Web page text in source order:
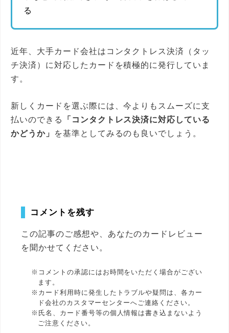
る
近年、大手カード会社はコンタクトレス決済（タッ
チ決済）に対応したカードを積極的に発行していま
す。
新しくカードを選ぶ際には、今よりもスムーズに支
払いのできる
「コンタクトレス決済に対応している
かどうか」
を基準としてみるのも良いでしょう。
コメントを残す
この記事のご感想や、あなたのカードレビュー
を聞かせてください。
※コメントの承認にはお時間をいただく場合がござい
ます。
※カード利用時に発生したトラブルや疑問は、各カー
ド会社のカスタマーセンターへご連絡ください。
※氏名、カード番号等の個人情報は書き込まないよう
ご注意ください。